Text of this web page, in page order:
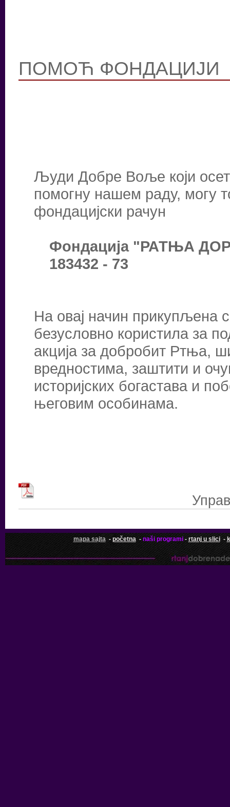
ПОМОЋ ФОНДАЦИЈИ
Људи Добре Воље који
помогну нашем раду, могу
фондацијски рачун
Фондација "РАТЊА
183432 - 73
На овај начин прикупљена
безусловно користила за
акција за добробит Ртња,
вредностима, заштити и
историјских богастава и
његовим особинама.
mapa sajta - početna - naši programi- rtanj u slici -